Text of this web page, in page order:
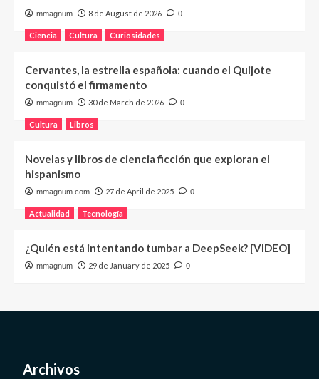
mmagnum 8 de August de 2026 0
Ciencia Cultura Curiosidades
Cervantes, la estrella española: cuando el Quijote
conquistó el firmamento
mmagnum 30 de March de 2026 0
Cultura Libros
Novelas y libros de ciencia ficción que exploran el
hispanismo
mmagnum.com 27 de April de 2025 0
Actualidad Tecnología
¿Quién está intentando tumbar a DeepSeek? [VIDEO]
mmagnum 29 de January de 2025 0
Archivos